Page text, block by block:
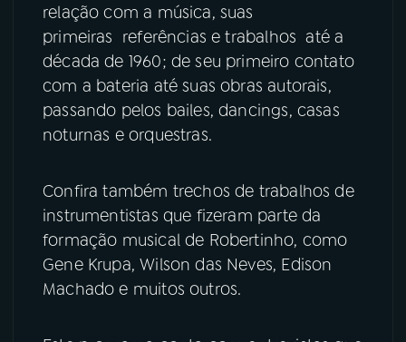
ACOMPANHE A RÁDIO MEC
YouTube Facebook
Instagram X
relação com a música, suas
primeiras referências e trabalhos até a
década de 1960; de seu primeiro contato
com a bateria até suas obras autorais,
passando pelos bailes, dancings, casas
noturnas e orquestras.
Confira também trechos de trabalhos de
instrumentistas que fizeram parte da
formação musical de Robertinho, como
Gene Krupa, Wilson das Neves, Edison
Machado e muitos outros.